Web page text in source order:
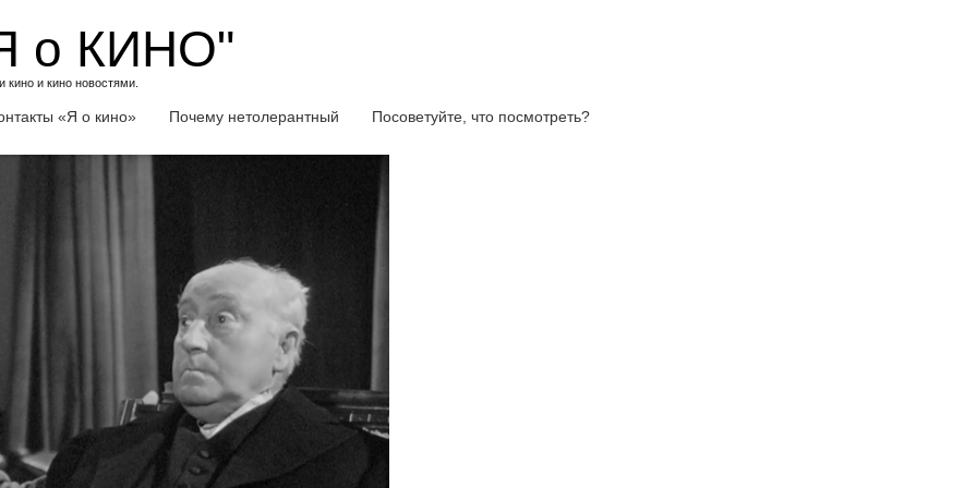
о КИНО"
кино и кино новостями.
«Я о кино» Почему нетолерантный Посоветуйте, что посмотреть?